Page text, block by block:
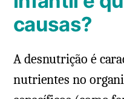
causas?
A desnutrição é
nutrientes no